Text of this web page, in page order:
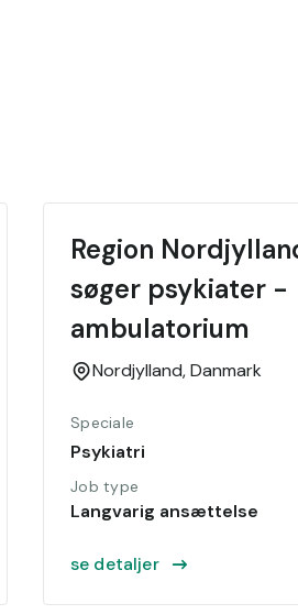
Region
søger psykiater -
Nordjylland,Danmark
Speciale
Psykiatri
Job type
Langvarig ansættelse
se detaljer